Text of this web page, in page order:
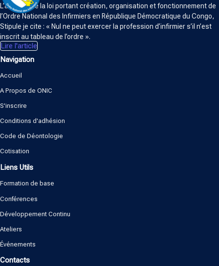
L’article 5 de la loi portant création, organisation et fonctionnement de
l’Ordre National des Infirmiers en République Démocratique du Congo,
Stipule je cite : « Nul ne peut exercer la profession d’infirmier s’il n’est
inscrit au tableau de l’ordre ».
Lire l'article
Navigation
Accueil
A Propos de ONIC
S'inscrire
Conditions d'adhésion
Code de Déontologie
Cotisation
Liens Utils
Formation de base
Conférences
Développement Continu
Ateliers
Événements
Contacts